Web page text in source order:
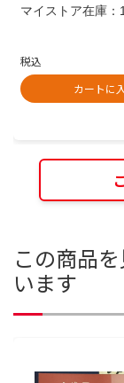
マイストア在庫：
税込
カートに
この商品
います